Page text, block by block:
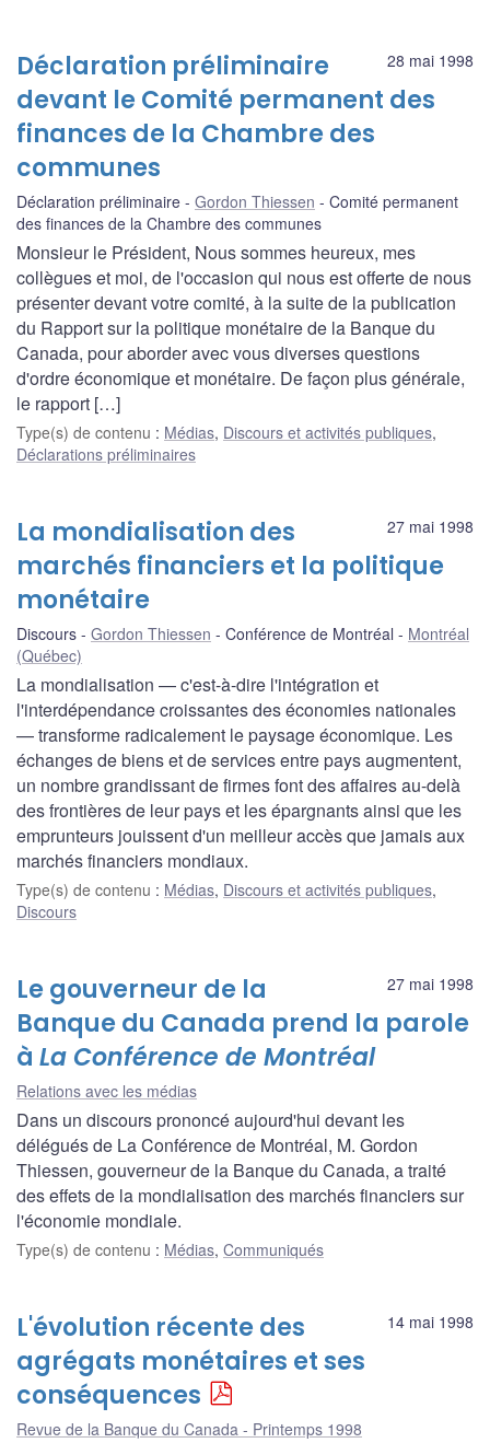
28 mai 1998
Déclaration préliminaire
devant le Comité permanent des
finances de la Chambre des
communes
Déclaration préliminaire Gordon Thiessen
Comité permanent
des finances de la Chambre des communes
Monsieur le Président, Nous sommes heureux, mes
collègues et moi, de l'occasion qui nous est offerte de nous
présenter devant votre comité, à la suite de la publication
du Rapport sur la politique monétaire de la Banque du
Canada, pour aborder avec vous diverses questions
d'ordre économique et monétaire. De façon plus générale,
le rapport […]
Type(s) de contenu : Médias, Discours et activités publiques,
Déclarations préliminaires
27 mai 1998
La mondialisation des
marchés financiers et la politique
monétaire
Discours Gordon Thiessen Conférence de Montréal
Montréal
(Québec)
La mondialisation — c'est-à-dire l'intégration et
l'interdépendance croissantes des économies nationales
— transforme radicalement le paysage économique. Les
échanges de biens et de services entre pays augmentent,
un nombre grandissant de firmes font des affaires au-delà
des frontières de leur pays et les épargnants ainsi que les
emprunteurs jouissent d'un meilleur accès que jamais aux
marchés financiers mondiaux.
Type(s) de contenu : Médias, Discours et activités publiques,
Discours
27 mai 1998
Le gouverneur de la
Banque du Canada prend la parole
à La Conférence de Montréal
Relations avec les médias
Dans un discours prononcé aujourd'hui devant les
délégués de La Conférence de Montréal, M. Gordon
Thiessen, gouverneur de la Banque du Canada, a traité
des effets de la mondialisation des marchés financiers sur
l'économie mondiale.
Type(s) de contenu : Médias, Communiqués
14 mai 1998
L'évolution récente des
agrégats monétaires et ses
conséquences
Revue de la Banque du Canada - Printemps 1998